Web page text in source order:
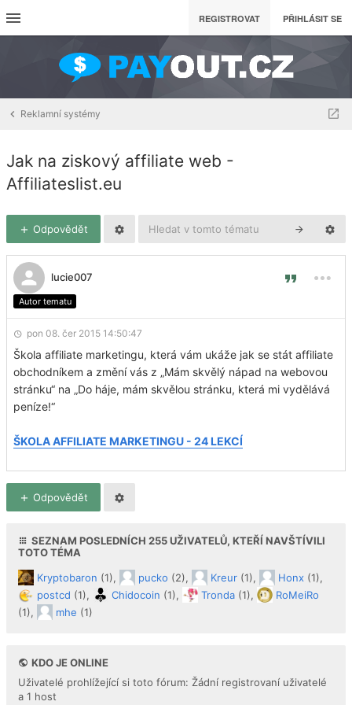
REGISTROVAT PŘIHLÁSIT SE
Reklamní systémy
Jak na ziskový affiliate web -
Affiliateslist.eu
Odpovědět
lucie007
Autor tematu
pon 08. čer 2015 14:50:47
Škola affiliate marketingu, která vám ukáže jak se stát affiliate
obchodníkem a změní vás z „Mám skvělý nápad na webovou
stránku“ na „Do háje, mám skvělou stránku, která mi vydělává
peníze!“
ŠKOLA AFFILIATE MARKETINGU - 24 LEKCÍ
Odpovědět
SEZNAM POSLEDNÍCH 255UŽIVATELŮ, KTEŘÍ NAVŠTÍVILI
TOTO TÉMA
Kryptobaron (1), pucko (2), Kreur (1), Honx (1),
postcd (1), Chidocoin (1), Tronda (1),
RoMeiRo
(1),
mhe (1)
KDO JE ONLINE
Uživatelé prohlížející si toto fórum: Žádní registrovaní uživatelé
a 1 host